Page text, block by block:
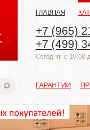
ГЛАВНАЯ
+7 (965)
+7 (499)
Cегодня: с 10:00
ГАРАНТИИ